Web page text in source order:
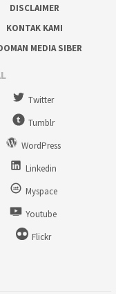
DISCLAIMER
KONTAK KAMI
MEDIA SIBER
Twitter
Tumblr
WordPress
Linkedin
Myspace
Youtube
Flickr